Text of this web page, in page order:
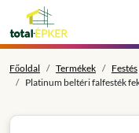
Főoldal Termékek Festés
Platinum beltéri falfesték